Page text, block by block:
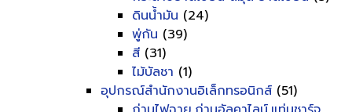
ดินน้ำมัน (24)
พู่กัน (39)
สี (31)
ไม้บัลชา (1)
อุปกรณ์สำนักงานอิเล็กทรอนิกส์ (51)